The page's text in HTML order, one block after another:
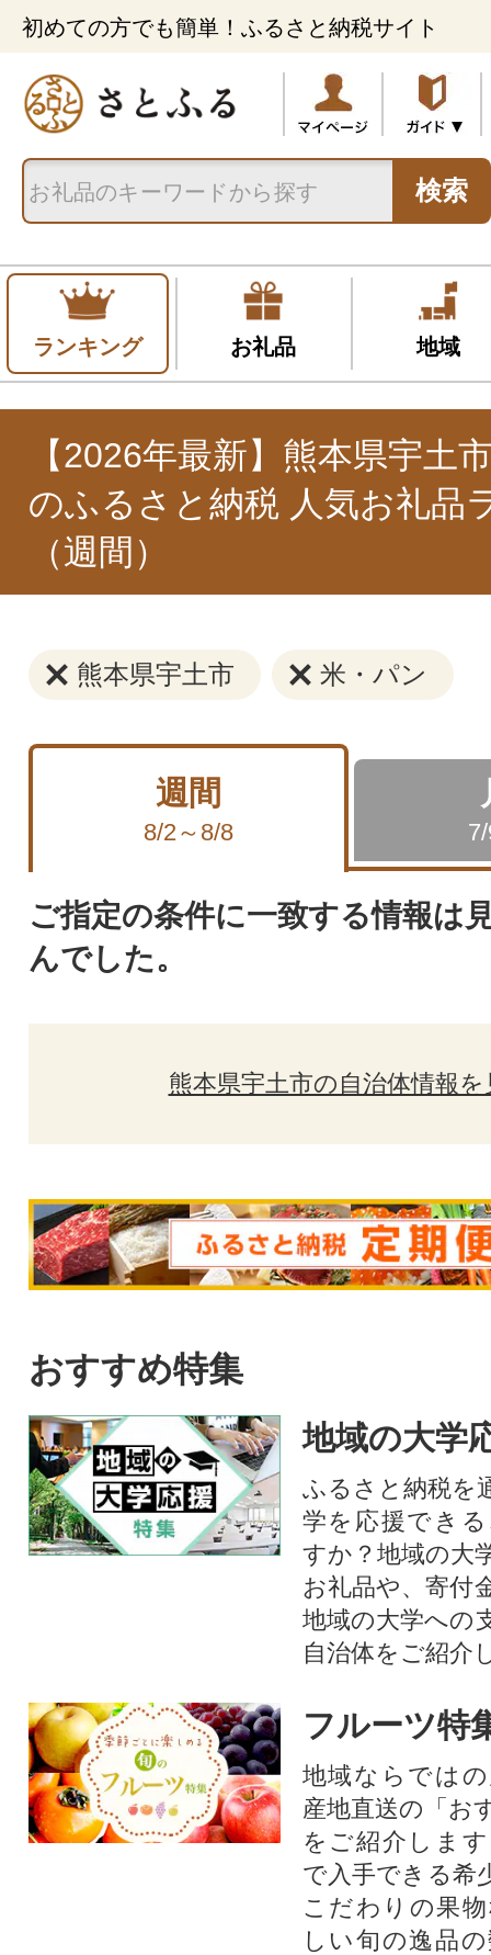
初めての方でも簡単！ふるさと納税サイト
検索
ランキング お礼品 地域
【2026年最新】熊本県宇土
のふるさと納税 人気お礼品
（週間）
熊本県宇土市 米・パン
週間
8/2～8/8
ご指定の条件に一致する情報は
んでした。
熊本県宇土市の自治体情報を
おすすめ特集
地域の大学
ふるさと納税を
学を応援でき
すか？地域の大
お礼品や、寄付
地域の大学への
自治体をご紹介
フルーツ特
地域ならでは
産地直送の「お
をご紹介しま
で入手できる希
こだわりの果
しい旬の逸品